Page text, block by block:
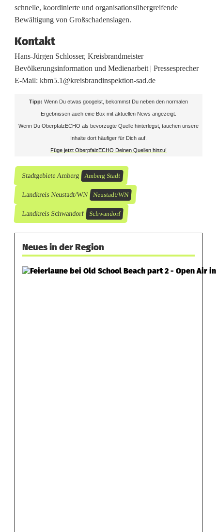
schnelle, koordinierte und organisationsübergreifende
Bewältigung von Großschadenslagen.
Kontakt
Hans-Jürgen Schlosser, Kreisbrandmeister
Bevölkerungsinformation und Medienarbeit | Pressesprecher
E-Mail: kbm5.1@kreisbrandinspektion-sad.de
Tipp: Wenn Du etwas googelst, bekommst Du neben den normalen
Ergebnissen auch eine Box mit aktuellen News angezeigt.
Wenn Du OberpfalzECHO als bevorzugte Quelle hinterlegst, tauchen unsere
Inhalte dort häufiger für Dich auf.
Füge jetzt OberpfalzECHO Deinen Quellen hinzu!
Stadtgebiete Amberg Amberg Stadt
Landkreis Neustadt/WN Neustadt/WN
Landkreis Schwandorf Schwandorf
Neues in der Region